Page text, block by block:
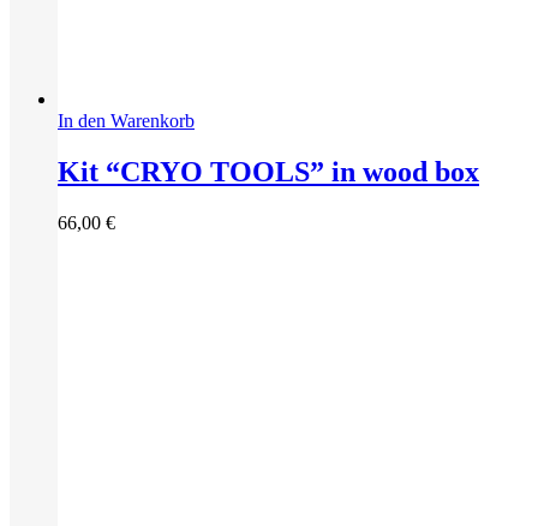
In den Warenkorb
Kit “CRYO TOOLS” in wood box
66,00 €